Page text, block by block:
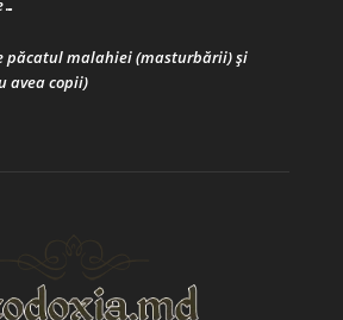
păcatul malahiei (masturbării) şi
avea copii)